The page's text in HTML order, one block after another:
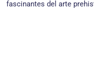
fascinantes del arte